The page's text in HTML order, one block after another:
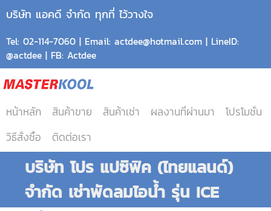
บริษัท แอคดี จำกัด ทุกที่ ไว้วางใจ
Tel: 02-114-7060 | Email: actdee@hotmail.com | LineID:
@actdee | FB: Actdee
หน้าหลัก สินค้าขาย สินค้าเช่า ผลงานที่ผ่านมา
โปรโมชั่น
วิธีสั่งซื้อ
ติดต่อเรา
บริษัท โปร แปซิฟิค (ไทยแลนด์)
จำกัด เช่าพัดลมไอน้ำ รุ่น ICE